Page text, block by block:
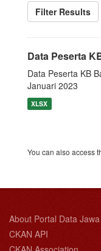
Filter Results
Data Peserta
Data Peserta KB
Januari 2023
XLSX
You can also access
About Portal Data
CKAN API